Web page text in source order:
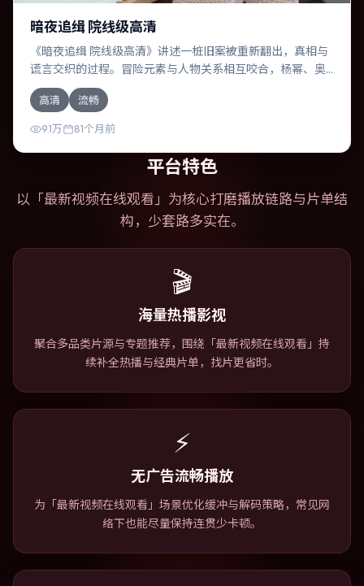
暗夜追缉 院线级高清
《暗夜追缉 院线级高清》讲述一桩旧案被重新翻出，真相与
谎言交织的过程。冒险元素与人物关系相互咬合，杨幂、奥
斯卡·伊萨克的对手戏尤为出彩。导演宫崎骏善于在长镜头中
积蓄张力，本片亦在澳大利亚实地取景，增强真实质感。
高清 流畅
9.1万 81个月前
平台特色
以「最新视频在线观看 」为核心打磨播放链路与片单结
构，少套路多实在。
🎬
海量热播影视
聚合多品类片源与专题推荐，围绕「最新视频在线观看」持
续补全热播与经典片单，找片更省时。
⚡
无广告流畅播放
为「最新视频在线观看」场景优化缓冲与解码策略，常见网
络下也能尽量保持连贯少卡顿。